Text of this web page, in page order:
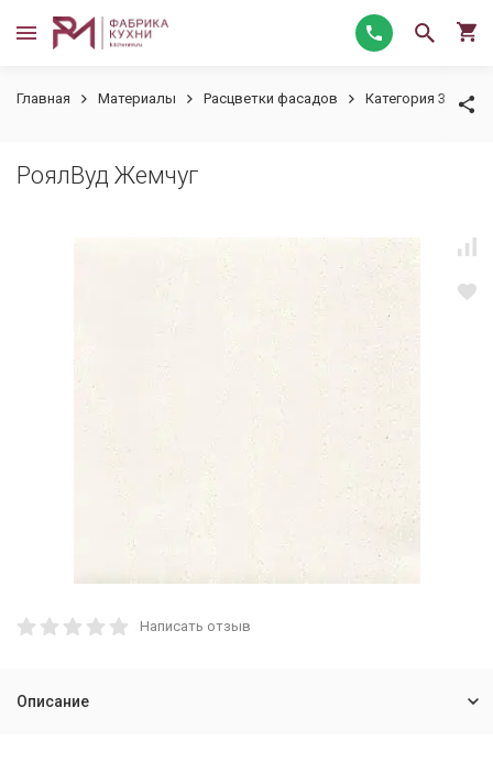
Главная Материалы Расцветки фасадов Категория 3
РоялВуд Жемчуг
Написать отзыв
Описание